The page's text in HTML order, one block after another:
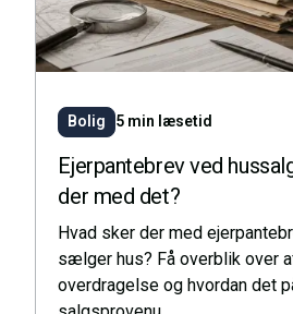
Bolig 5 min læsetid
Ejerpantebrev ved
der med det?
Hvad sker der med
sælger hus? Få overblik over
overdragelse og hvordan det